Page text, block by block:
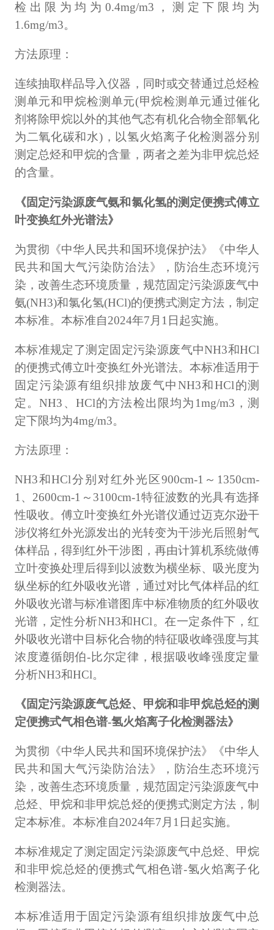
检出限为均为0.4mg/m3，测定下限均为
1.6mg/m3。
方法原理：
连续抽取样品导入仪器，同时或交替通过总烃检
测单元和甲烷检测单元(甲烷检测单元通过催化
剂将除甲烷以外的其他气态有机化合物全部氧化
为二氧化碳和水)，以氢火焰离子化检测器分别
测定总烃和甲烷的含量，两者之差为非甲烷总烃
的含量。
《固定污染源废气氨和氯化氢的测定便携式傅立
叶变换红外光谱法》
为贯彻《中华人民共和国环境保护法》《中华人
民共和国大气污染防治法》，防治生态环境污
染，改善生态环境质量，规范固定污染源废气中
氨(NH3)和氯化氢(HCl)的便携式测定方法，制定
本标准。本标准自2024年7月1日起实施。
本标准规定了测定固定污染源废气中NH3和HCl
的便携式傅立叶变换红外光谱法。本标准适用于
固定污染源有组织排放废气中NH3和HCl的测
定。NH3、HCl的方法检出限均为1mg/m3，测
定下限均为4mg/m3。
方法原理：
NH3和HCl分别对红外光区900cm-1～1350cm-
1、2600cm-1～3100cm-1特征波数的光具有选择
性吸收。傅立叶变换红外光谱仪通过迈克尔逊干
涉仪将红外光源发出的光转变为干涉光后照射气
体样品，得到红外干涉图，再由计算机系统做傅
立叶变换处理后得到以波数为横坐标、吸光度为
纵坐标的红外吸收光谱，通过对比气体样品的红
外吸收光谱与标准谱图库中标准物质的红外吸收
光谱，定性分析NH3和HCl。在一定条件下，红
外吸收光谱中目标化合物的特征吸收峰强度与其
浓度遵循朗伯-比尔定律，根据吸收峰强度定量
分析NH3和HCl。
《固定污染源废气总烃、甲烷和非甲烷总烃的测
定便携式气相色谱-氢火焰离子化检测器法》
为贯彻《中华人民共和国环境保护法》《中华人
民共和国大气污染防治法》，防治生态环境污
染，改善生态环境质量，规范固定污染源废气中
总烃、甲烷和非甲烷总烃的便携式测定方法，制
定本标准。本标准自2024年7月1日起实施。
本标准规定了测定固定污染源废气中总烃、甲烷
和非甲烷总烃的便携式气相色谱-氢火焰离子化
检测器法。
本标准适用于固定污染源有组织排放废气中总